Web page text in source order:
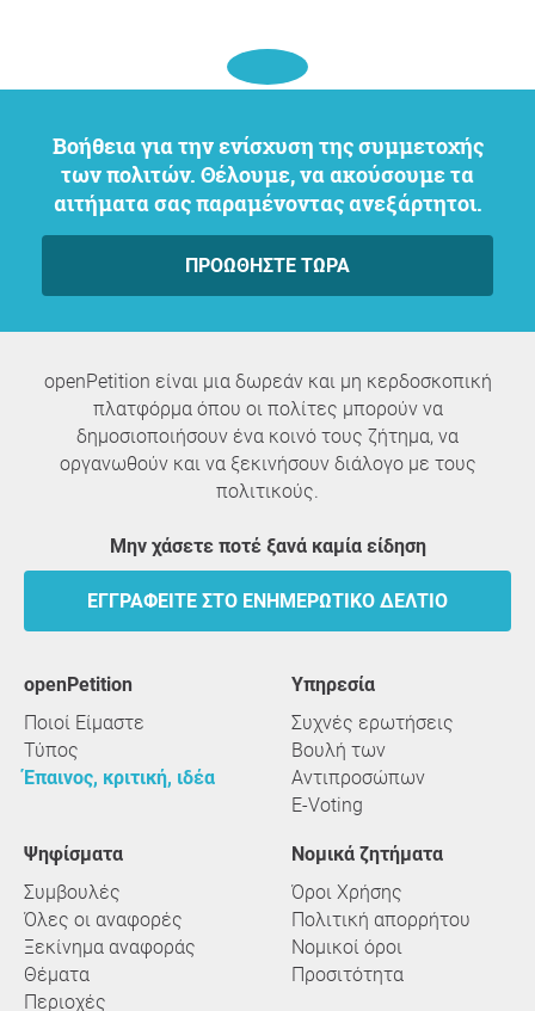
Βοήθεια για την ενίσχυση της συμμετοχής
των πολιτών. Θέλουμε, να ακούσουμε τα
αιτήματα σας παραμένοντας ανεξάρτητοι.
ΠΡΟΩΘΉΣΤΕ ΤΏΡΑ
openPetition είναι μια δωρεάν και μη κερδοσκοπική
πλατφόρμα όπου οι πολίτες μπορούν να
δημοσιοποιήσουν ένα κοινό τους ζήτημα, να
οργανωθούν και να ξεκινήσουν διάλογο με τους
πολιτικούς.
Μην χάσετε ποτέ ξανά καμία είδηση
ΕΓΓΡΑΦΕΊΤΕ ΣΤΟ ΕΝΗΜΕΡΩΤΙΚΌ ΔΕΛΤΊΟ
openPetition
Ποιοί Είμαστε
Τύπος
Έπαινος, κριτική, ιδέα
υπηρεσία
Συχνές ερωτήσεις
Βουλή των
Αντιπροσώπων
E-Voting
Ψηφίσματα
Συμβουλές
Όλες οι αναφορές
Ξεκίνημα αναφοράς
Θέματα
Περιοχές
Νομικά ζητήματα
Όροι Χρήσης
Πολιτική απορρήτου
Νομικοί όροι
Προσιτότητα